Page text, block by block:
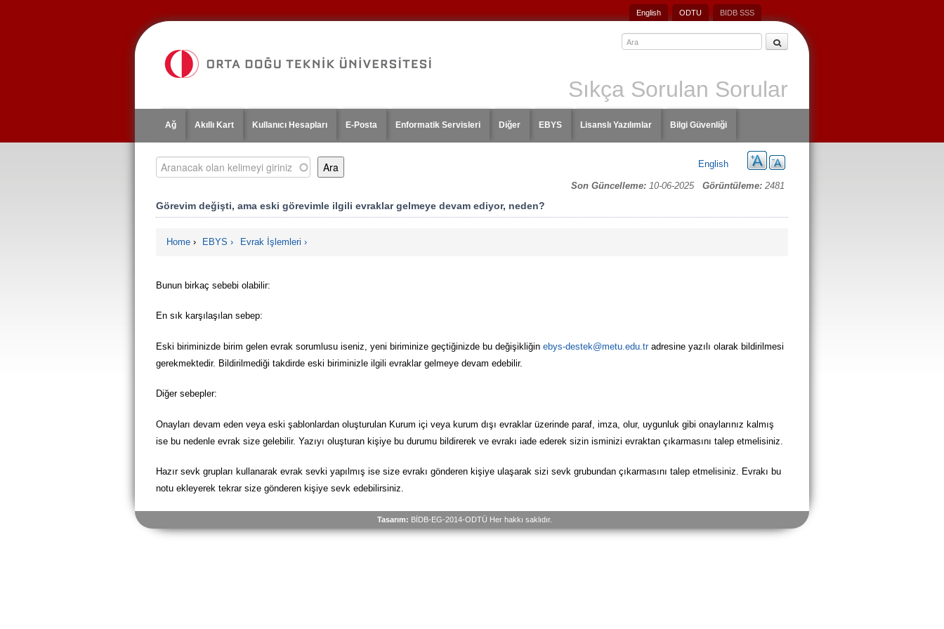
English ODTU BIDB SSS
Sıkça Sorulan Sorular
Ağ Akıllı Kart Kullanıcı Hesapları E-Posta Enformatik Servisleri Diğer EBYS Lisanslı Yazılımlar Bilgi Güvenliği
Son Güncelleme: 10-06-2025 Görüntüleme: 2481
Aranacak olan kelimeyi giriniz English
Görevim değişti, ama eski görevimle ilgili evraklar gelmeye devam ediyor, neden?
Home › EBYS Evrak İşlemleri
Bunun birkaç sebebi olabilir:
En sık karşılaşılan sebep:
Eski biriminizde birim gelen evrak sorumlusu iseniz, yeni biriminize geçtiğinizde bu değişikliğin ebys-destek@metu.edu.tradresine yazılı olarak bildirilmesi
gerekmektedir. Bildirilmediği takdirde eski biriminizle ilgili evraklar gelmeye devam edebilir.
Diğer sebepler:
Onayları devam eden veya eski şablonlardan oluşturulan Kurum içi veya kurum dışı evraklar üzerinde paraf, imza, olur, uygunluk gibi onaylarınız kalmış
ise bu nedenle evrak size gelebilir. Yazıyı oluşturan kişiye bu durumu bildirerek ve evrakı iade ederek sizin isminizi evraktan çıkarmasını talep etmelisiniz.
Hazır sevk grupları kullanarak evrak sevki yapılmış ise size evrakı gönderen kişiye ulaşarak sizi sevk grubundan çıkarmasını talep etmelisiniz. Evrakı bu
notu ekleyerek tekrar size gönderen kişiye sevk edebilirsiniz.
Tasarım: BİDB-EG-2014-ODTÜ Her hakkı saklıdır.